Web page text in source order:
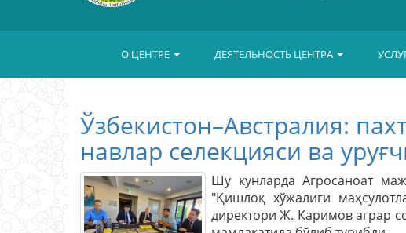
О ЦЕНТРЕ ДЕЯТЕЛЬНОСТЬ ЦЕНТРА
Ўзбекистон–Австралия:
навлар селекцияси ва
Шу кунларда Агросаноат
"Қишлоқ хўжалиги
директори Ж. Каримов аграр